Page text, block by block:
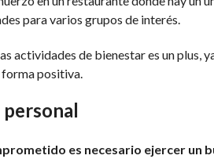
para varios grupos de interés.
actividades de bienestar es un plus,
positiva.
es necesario ejercer un